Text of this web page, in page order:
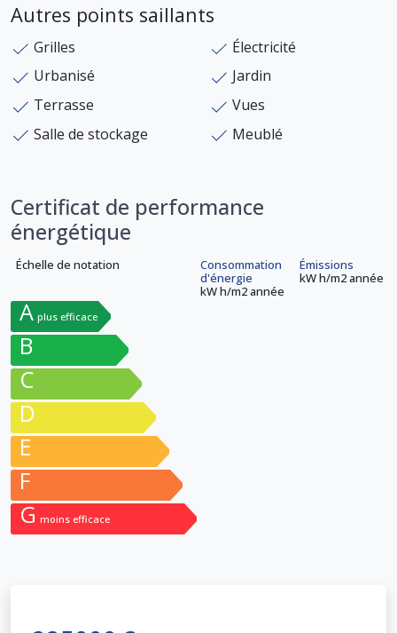
Autres points saillants
Grilles
Électricité
Urbanisé
Jardin
Terrasse
Vues
Salle de stockage
Meublé
Certificat de performance
énergétique
Échelle de notation
A plus efficace
B
C
D
E
F
G moins efficace
Consommation
d'énergie
kW h/m2année
Émissions
kW h/m2année